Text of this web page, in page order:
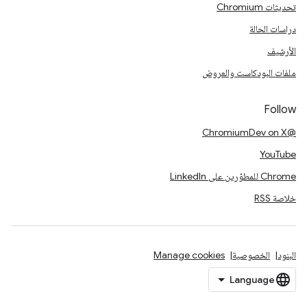
تحديثات Chromium
دراسات الحالة
الأرشيف
ملفات البودكاست والعروض
Follow
@ChromiumDev on X
YouTube
Chrome للمطوّرين على LinkedIn
خلاصة RSS
البنود الخصوصية Manage cookies